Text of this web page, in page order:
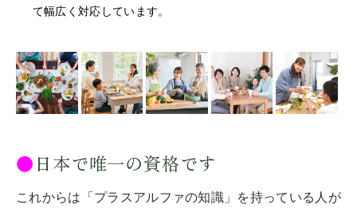
て幅広く対応しています。
● 日本で唯一の資格です
これからは「プラスアルファの知識」を持っている人が